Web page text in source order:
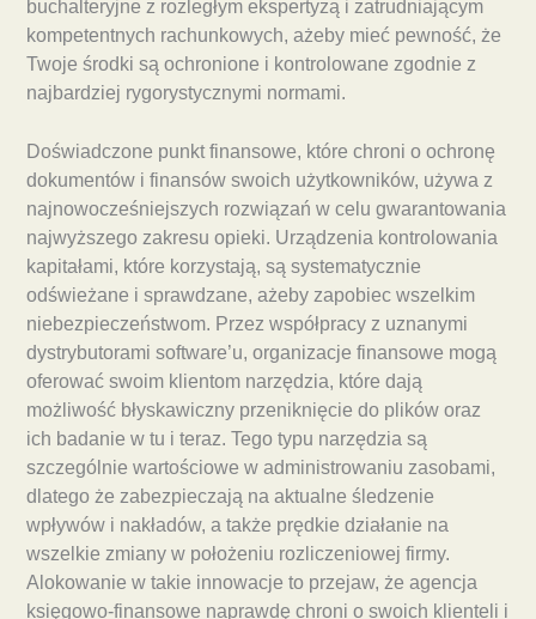
buchalteryjne z rozległym ekspertyzą i zatrudniającym
kompetentnych rachunkowych, ażeby mieć pewność, że
Twoje środki są ochronione i kontrolowane zgodnie z
najbardziej rygorystycznymi normami.
Doświadczone punkt finansowe, które chroni o ochronę
dokumentów i finansów swoich użytkowników, używa z
najnowocześniejszych rozwiązań w celu gwarantowania
najwyższego zakresu opieki. Urządzenia kontrolowania
kapitałami, które korzystają, są systematycznie
odświeżane i sprawdzane, ażeby zapobiec wszelkim
niebezpieczeństwom. Przez współpracy z uznanymi
dystrybutorami software’u, organizacje finansowe mogą
oferować swoim klientom narzędzia, które dają
możliwość błyskawiczny przeniknięcie do plików oraz
ich badanie w tu i teraz. Tego typu narzędzia są
szczególnie wartościowe w administrowaniu zasobami,
dlatego że zabezpieczają na aktualne śledzenie
wpływów i nakładów, a także prędkie działanie na
wszelkie zmiany w położeniu rozliczeniowej firmy.
Alokowanie w takie innowacje to przejaw, że agencja
księgowo-finansowe naprawdę chroni o swoich klienteli i